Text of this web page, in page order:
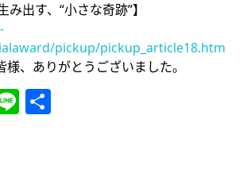
み出す、“小さな奇跡”】
pickup/pickup_article18.htm
様、ありがとうございました。
Line